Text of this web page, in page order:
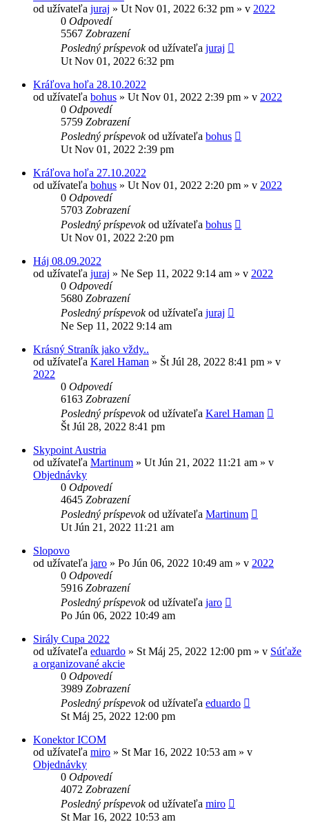
od užívateľa juraj » Ut Nov 01, 2022 6:32 pm » v 2022
0 Odpovedí
5567 Zobrazení
Posledný príspevokod užívateľa juraj
Ut Nov 01, 2022 6:32 pm
Kráľova hoľa 28.10.2022
od užívateľa bohus » Ut Nov 01, 2022 2:39 pm » v 2022
0 Odpovedí
5759 Zobrazení
Posledný príspevokod užívateľa bohus
Ut Nov 01, 2022 2:39 pm
Kráľova hoľa 27.10.2022
od užívateľa bohus » Ut Nov 01, 2022 2:20 pm » v 2022
0 Odpovedí
5703 Zobrazení
Posledný príspevokod užívateľa bohus
Ut Nov 01, 2022 2:20 pm
Háj 08.09.2022
od užívateľa juraj » Ne Sep 11, 2022 9:14 am » v 2022
0 Odpovedí
5680 Zobrazení
Posledný príspevokod užívateľa juraj
Ne Sep 11, 2022 9:14 am
Krásný Straník jako vždy..
od užívateľa Karel Haman » Št Júl 28, 2022 8:41 pm » v
2022
0 Odpovedí
6163 Zobrazení
Posledný príspevokod užívateľa Karel Haman
Št Júl 28, 2022 8:41 pm
Skypoint Austria
od užívateľa Martinum » Ut Jún 21, 2022 11:21 am » v
Objednávky
0 Odpovedí
4645 Zobrazení
Posledný príspevokod užívateľa Martinum
Ut Jún 21, 2022 11:21 am
Slopovo
od užívateľa jaro » Po Jún 06, 2022 10:49 am » v 2022
0 Odpovedí
5916 Zobrazení
Posledný príspevokod užívateľa jaro
Po Jún 06, 2022 10:49 am
Sirály Cupa 2022
od užívateľa eduardo » St Máj 25, 2022 12:00 pm » v Súťaže
a organizované akcie
0 Odpovedí
3989 Zobrazení
Posledný príspevokod užívateľa eduardo
St Máj 25, 2022 12:00 pm
Konektor ICOM
od užívateľa miro » St Mar 16, 2022 10:53 am » v
Objednávky
0 Odpovedí
4072 Zobrazení
Posledný príspevokod užívateľa miro
St Mar 16, 2022 10:53 am